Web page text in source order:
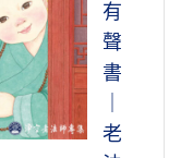
有
聲
書
老